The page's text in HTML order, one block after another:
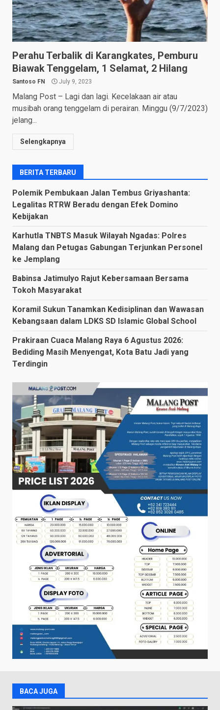
Perahu Terbalik di Karangkates, Pemburu
Biawak Tenggelam, 1 Selamat, 2 Hilang
Santoso FN July 9, 2023
Malang Post – Lagi dan lagi. Kecelakaan air atau
musibah orang tenggelam di perairan. Minggu (9/7/2023)
jelang...
Selengkapnya
BERITA TERBARU
Polemik Pembukaan Jalan Tembus Griyashanta:
Legalitas RTRW Beradu dengan Efek Domino
Kebijakan
Karhutla TNBTS Masuk Wilayah Ngadas: Polres
Malang dan Petugas Gabungan Terjunkan Personel
ke Jemplang
Babinsa Jatimulyo Rajut Kebersamaan Bersama
Tokoh Masyarakat
Koramil Sukun Tanamkan Kedisiplinan dan Wawasan
Kebangsaan dalam LDKS SD Islamic Global School
Prakiraan Cuaca Malang Raya 6 Agustus 2026:
Bediding Masih Menyengat, Kota Batu Jadi yang
Terdingin
BACA JUGA